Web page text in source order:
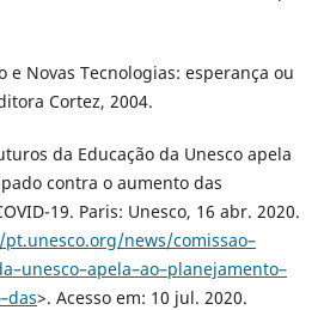
e Novas Tecnologias: esperança ou
Cortez, 2004.
da Educação da Unesco apela
contra o aumento das
19. Paris: Unesco, 16 abr. 2020.
news/comissao–
>. Acesso em: 10 jul. 2020.